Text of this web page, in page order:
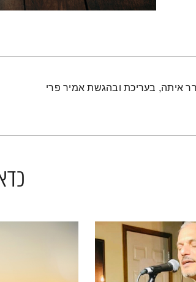
איתה, בעריכת ובהגשת אמיר פרי